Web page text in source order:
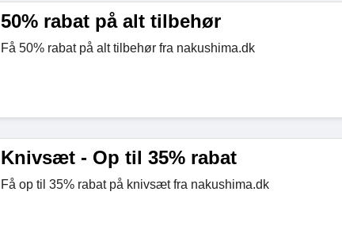
50% rabat på alt tilbehør
Få 50% rabat på alt tilbehør fra nakushima.dk
Knivsæt - Op til 35% rabat
Få op til 35% rabat på knivsæt fra nakushima.dk